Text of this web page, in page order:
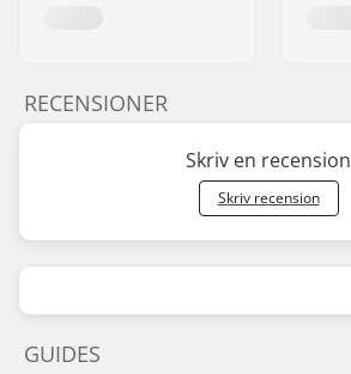
RECENSIONER
Skriv en recension
Skriv recension
GUIDES